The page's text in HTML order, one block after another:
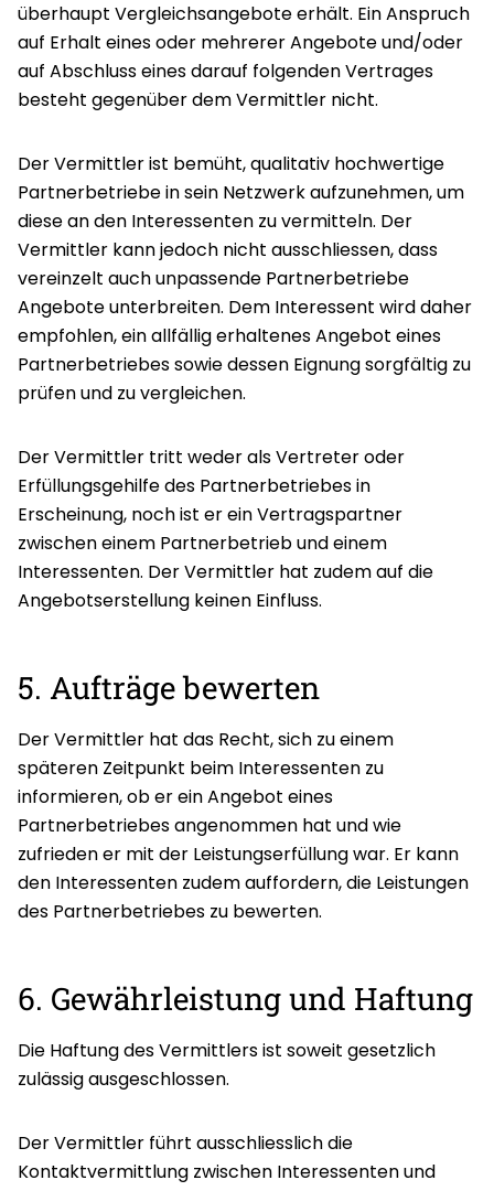
überhaupt Vergleichsangebote erhält. Ein Anspruch
auf Erhalt eines oder mehrerer Angebote und/oder
auf Abschluss eines darauf folgenden Vertrages
besteht gegenüber dem Vermittler nicht.
Der Vermittler ist bemüht, qualitativ hochwertige
Partnerbetriebe in sein Netzwerk aufzunehmen, um
diese an den Interessenten zu vermitteln. Der
Vermittler kann jedoch nicht ausschliessen, dass
vereinzelt auch unpassende Partnerbetriebe
Angebote unterbreiten. Dem Interessent wird daher
empfohlen, ein allfällig erhaltenes Angebot eines
Partnerbetriebes sowie dessen Eignung sorgfältig zu
prüfen und zu vergleichen.
Der Vermittler tritt weder als Vertreter oder
Erfüllungsgehilfe des Partnerbetriebes in
Erscheinung, noch ist er ein Vertragspartner
zwischen einem Partnerbetrieb und einem
Interessenten. Der Vermittler hat zudem auf die
Angebotserstellung keinen Einfluss.
5. Aufträge bewerten
Der Vermittler hat das Recht, sich zu einem
späteren Zeitpunkt beim Interessenten zu
informieren, ob er ein Angebot eines
Partnerbetriebes angenommen hat und wie
zufrieden er mit der Leistungserfüllung war. Er kann
den Interessenten zudem auffordern, die Leistungen
des Partnerbetriebes zu bewerten.
6. Gewährleistung und Haftung
Die Haftung des Vermittlers ist soweit gesetzlich
zulässig ausgeschlossen.
Der Vermittler führt ausschliesslich die
Kontaktvermittlung zwischen Interessenten und